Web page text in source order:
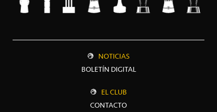
NOTICIAS
BOLETÍN DIGITAL
EL CLUB
CONTACTO